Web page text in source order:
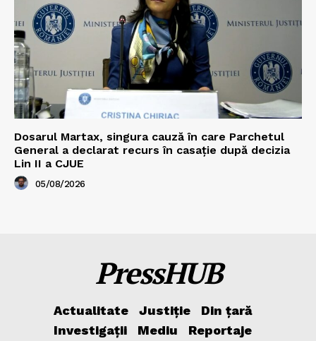
Dosarul Martax, singura cauză în care Parchetul
General a declarat recurs în casație după decizia
Lin II a CJUE
05/08/2026
PressHUB
Actualitate Justiție
Din țară
Investigații
Mediu
Reportaje